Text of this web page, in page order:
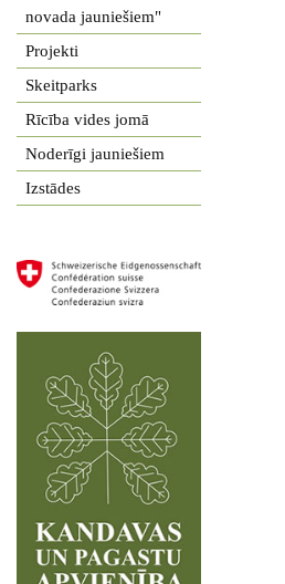
novada jauniešiem"
Projekti
Skeitparks
Rīcība vides jomā
Noderīgi jauniešiem
Izstādes